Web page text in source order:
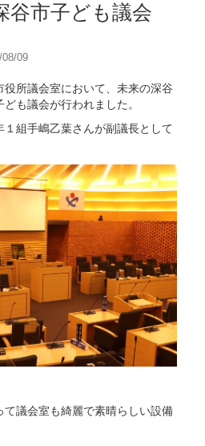
市子ども議会
09
所議会室において、未来の深谷
も議会が行われました。
組手嶋乙葉さんが副議長として
議会室も綺麗で素晴らしい設備